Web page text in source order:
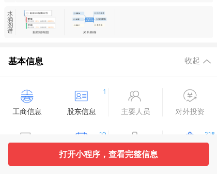
水
滴
图
谱
基本信息 收起
工商信息
1
股东信息 主要人员 对外投资
10
企业年报 分支机构
218
打开小程序，查看完整信息